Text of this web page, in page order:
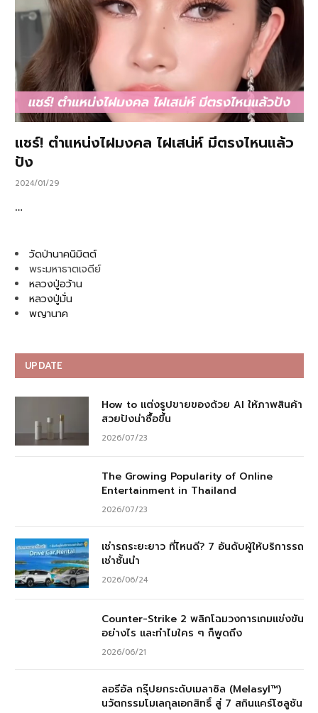
แชร์! ตำแหน่งไฝมงคล ไฝเสน่ห์ มีตรงไหนแล้ว
ปัง
2024/01/29
…
วัดป่านาคนิมิตต์
พระมหาธาตเจดีย์
หลวงปู่อว้าน
หลวงปู่มั่น
พญานาค
UPDATE
How to แต่งรูปขายของด้วย AI ให้ภาพสินค้า
สวยปังน่าซื้อขึ้น
2026/07/23
The Growing Popularity of Online
Entertainment in Thailand
2026/07/23
เช่ารถระยะยาว ที่ไหนดี? 7 อันดับผู้ให้บริการรถ
เช่าชั้นนำ
2026/06/24
Counter-Strike 2 พลิกโฉมวงการเกมแข่งขัน
อย่างไร และทำไมใคร ๆ ก็พูดถึง
2026/06/21
ลอรีอัล กรุ๊ปยกระดับเมลาซิล (Melasyl™)
นวัตกรรมโมเลกุลเอกสิทธิ์ สู่ 7 สกินแคร์โซลูชัน